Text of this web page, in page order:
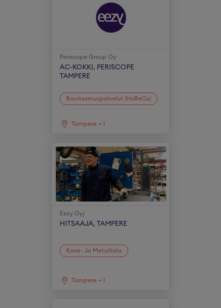
Periscope Group Oy
AC-KOKKI, PERISCOPE
TAMPERE
Ravitsemuspalvelut (HoReCa)
Tampere + 1
Eezy Oyj
HITSAAJA, TAMPERE
Kone- Ja Metalliala
Tampere + 1